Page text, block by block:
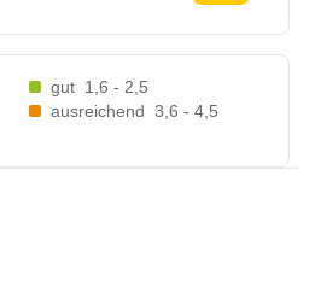
gut 1,6 - 2,5
ausreichend 3,6 - 4,5